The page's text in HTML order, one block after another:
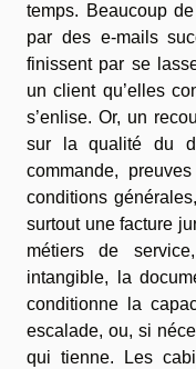
temps. Beaucoup
par des e-mails
finissent par se
un client qu’elles
s’enlise. Or, un
sur la qualité du
commande,
conditions
surtout une facture
métiers de
intangible, la
conditionne la
escalade, ou, si
qui tienne. Les